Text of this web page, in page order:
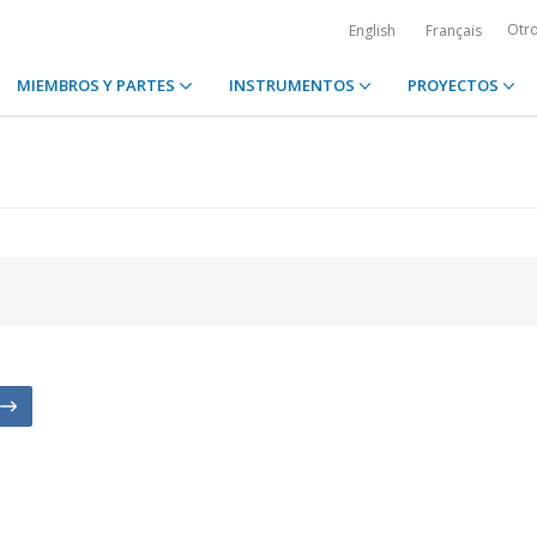
English Français
MIEMBROS Y PARTES INSTRUMENTOS PROYECTOS